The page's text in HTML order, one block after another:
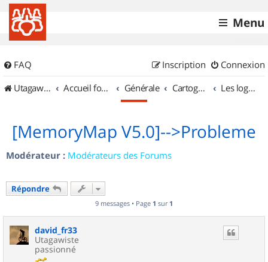
Menu
FAQ Connexion
Inscription
UtagawaVTT (Randos VTT et VTTAE avec traces GPS)
Accueil forum Générale Cartographie et GPS Les logiciels
[MemoryMap V5.0]-->Probleme
Modérateur : Modérateurs des Forums
Répondre
9 messages • Page 1 sur 1
david_fr33
Utagawiste
passionné